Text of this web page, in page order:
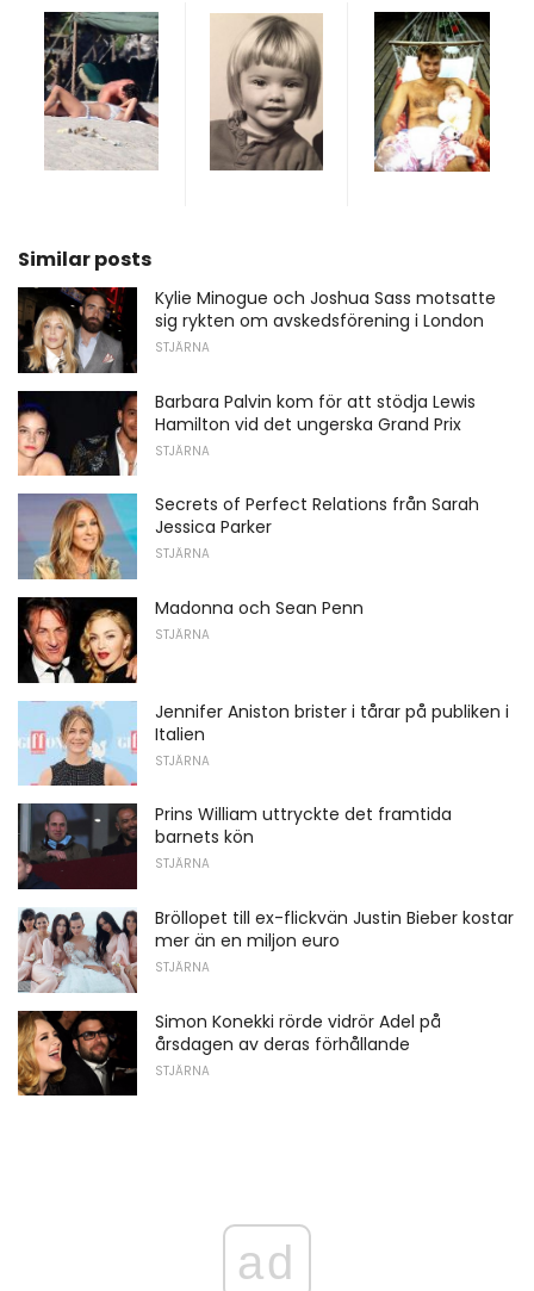
Similar posts
Kylie Minogue och Joshua Sass motsatte
sig rykten om avskedsförening i London
STJÄRNA
Barbara Palvin kom för att stödja Lewis
Hamilton vid det ungerska Grand Prix
STJÄRNA
Secrets of Perfect Relations från Sarah
Jessica Parker
STJÄRNA
Madonna och Sean Penn
STJÄRNA
Jennifer Aniston brister i tårar på publiken i
Italien
STJÄRNA
Prins William uttryckte det framtida
barnets kön
STJÄRNA
Bröllopet till ex-flickvän Justin Bieber kostar
mer än en miljon euro
STJÄRNA
Simon Konekki rörde vidrör Adel på
årsdagen av deras förhållande
STJÄRNA
ad